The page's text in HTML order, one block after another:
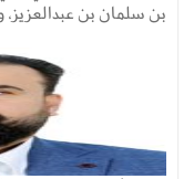
بن سلمان بن عبدالعزيز،